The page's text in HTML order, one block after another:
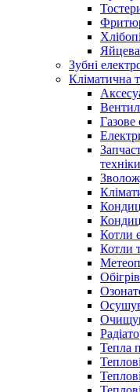
Зубні
Кліматична
Газове
техніки
Котли
Котли
Тепла